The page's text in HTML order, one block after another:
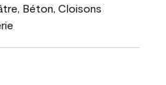
Béton, Cloisons